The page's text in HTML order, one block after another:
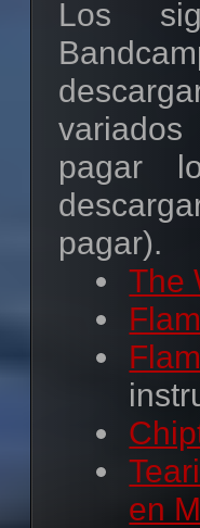
Los
pagar
pagar).
The
en